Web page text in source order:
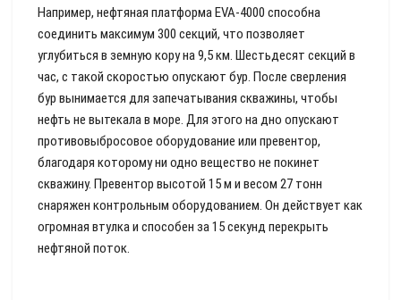
Например, нефтяная платформа EVA-4000 способна
соединить максимум 300 секций, что позволяет
углубиться в земную кору на 9,5 км. Шестьдесят секций в
час, с такой скоростью опускают бур. После сверления
бур вынимается для запечатывания скважины, чтобы
нефть не вытекала в море. Для этого на дно опускают
противовыбросовое оборудование или превентор,
благодаря которому ни одно вещество не покинет
скважину. Превентор высотой 15 м и весом 27 тонн
снаряжен контрольным оборудованием. Он действует как
огромная втулка и способен за 15 секунд перекрыть
нефтяной поток.